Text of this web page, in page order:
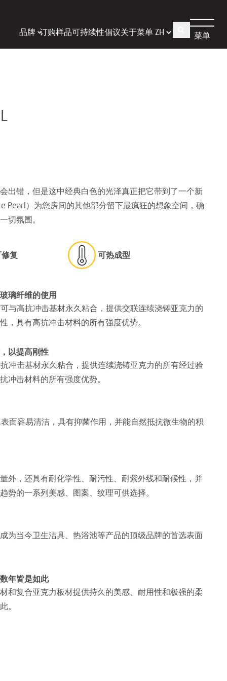
品牌 订购样品可持续性倡议关于菜单 菜单
出错，但是这中经典白色的光泽真正把它带到了一个新
Pearl）为您房间的其他部分留下最疯狂的想象空间，确
切氛围。
复 可热成型
璃纤维的使用
可与高抗冲击基材永久粘合，提供交联连续浇铸亚克力的
，具有高抗冲击材料的所有强度优势。
以提高刚性
抗冲击基材永久粘合，提供连续浇铸亚克力的所有经过验
冲击材料的所有强度优势。
面容易清洁，具有抑菌作用，并能自然抵抗微生物的积
外，还具有耐化学性、耐污性、耐紫外线和耐候性，并
势的一系列美感、图案、纹理可供选择。
为当今卫生洁具、热浴池等产品的顶级品牌的首选表面
年皆是如此
和复合亚克力板材提供持久的美感、耐用性和极强的柔
。